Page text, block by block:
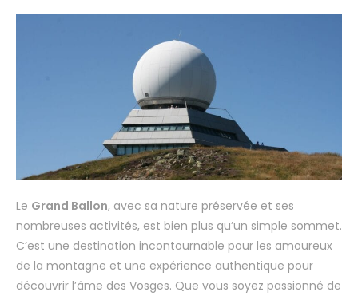
Le Grand Ballon, avec sa nature préservée et ses
nombreuses activités, est bien plus qu’un simple sommet.
C’est une destination incontournable pour les amoureux
de la montagne et une expérience authentique pour
découvrir l’âme des Vosges. Que vous soyez passionné de